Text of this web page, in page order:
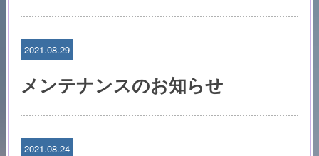
2021.08.29
メンテナンスのお知らせ
2021.08.24